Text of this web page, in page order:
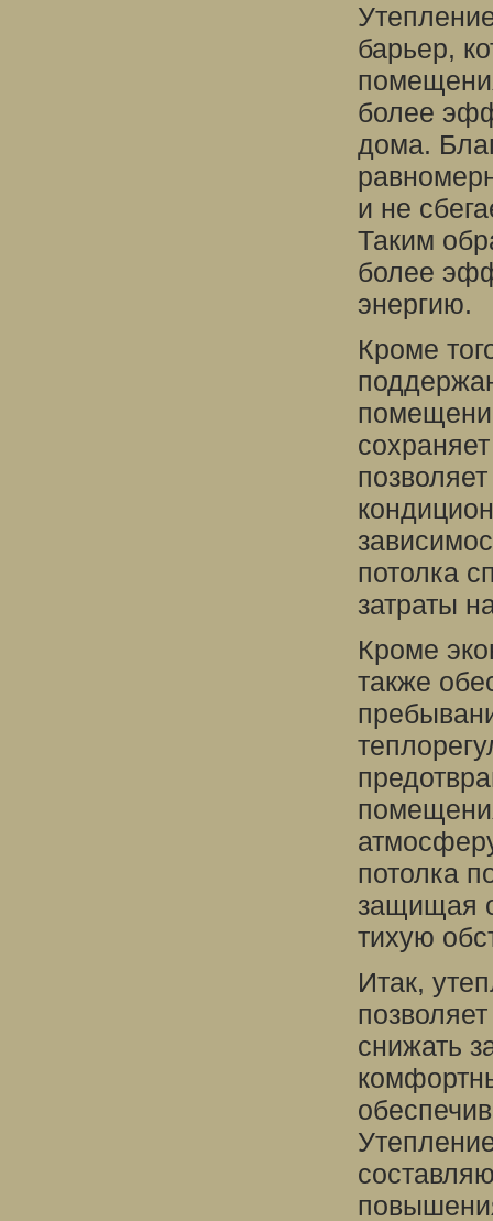
барьер,
более
дома.
и не
Таким
более
энергию.
Кроме
потолка
затраты
Кроме
также
потолка
защищая
тихую
Итак,
снижать